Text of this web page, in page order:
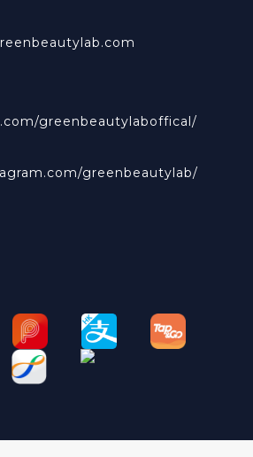
greenbeautylaboffical/
greenbeautylab/